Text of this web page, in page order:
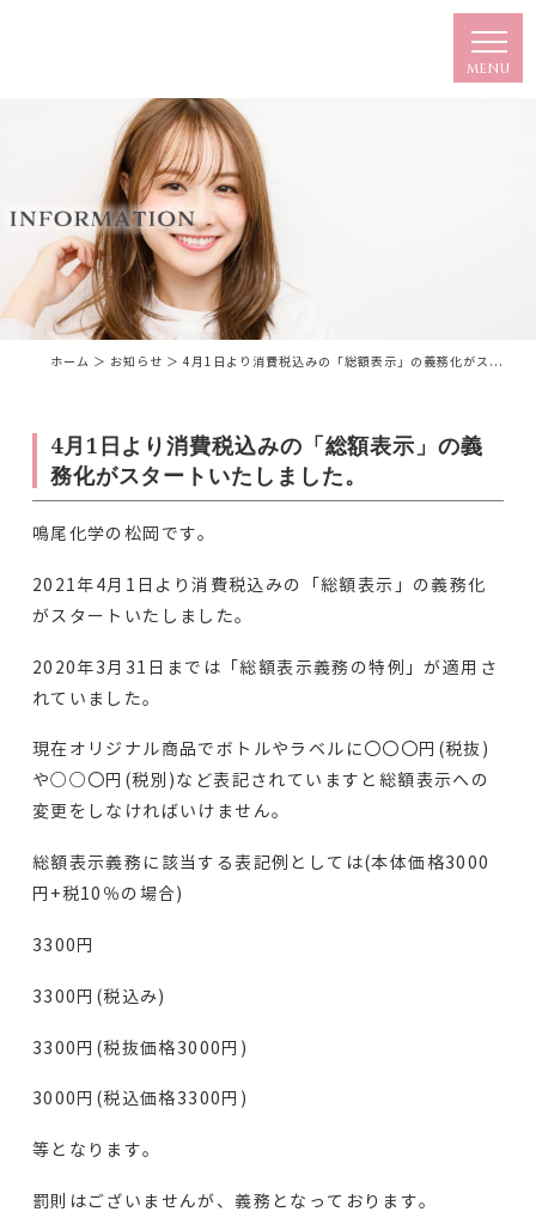
ホーム ＞ お知らせ ＞ 4月1日より消費税込みの「総額表示」の義務化がス...
4月1日より消費税込みの「総額表示」の義
務化がスタートいたしました。
鳴尾化学の松岡です。
2021年4月1日より消費税込みの「総額表示」の義務化
がスタートいたしました。
2020年3月31日までは「総額表示義務の特例」が適用さ
れていました。
現在オリジナル商品でボトルやラベルに〇〇〇円(税抜)
や○○〇円(税別)など表記されていますと総額表示への
変更をしなければいけません。
総額表示義務に該当する表記例としては(本体価格3000
円+税10％の場合)
3300円
3300円(税込み)
3300円(税抜価格3000円)
3000円(税込価格3300円)
等となります。
罰則はございませんが、義務となっております。